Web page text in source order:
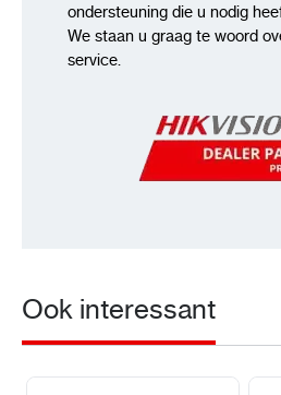
ondersteuning die u nodig
We staan u graag te woord
service.
Ook interessant